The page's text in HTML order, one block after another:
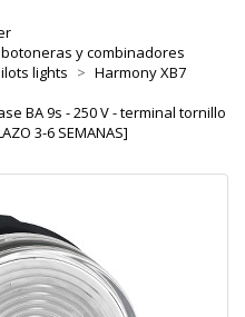
y combinadores
lights
Harmony XB7
BA 9s - 250 V - terminal tornillo
3-6 SEMANAS]